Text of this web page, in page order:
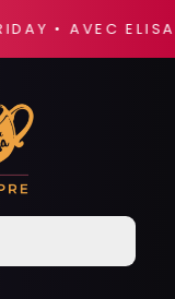
• AVEC